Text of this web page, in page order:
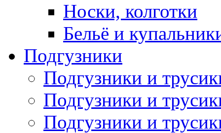
Носки, колготки
Бельё и
Подгузники
Подгузники и
Подгузники и
Подгузники и